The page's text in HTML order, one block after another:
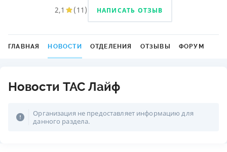
2,1 (11 ) НАПИСАТЬ ОТЗЫВ
ГЛАВНАЯ НОВОСТИ ОТДЕЛЕНИЯ ОТЗЫВЫ ФОРУМ
Новости ТАС Лайф
Организация не предоставляет информацию для
данного раздела.